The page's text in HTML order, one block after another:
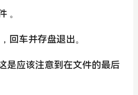
。
回车并存盘退出。
是应该注意到在文件的最后